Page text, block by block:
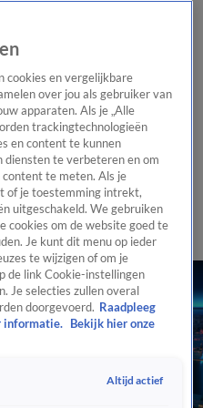
Het beste van Hart
Tip de
Tip de redactiePanelVideo's
cookies en vergelijkbare
over jou als gebruiker van
apparaten. Als je „Alle
trackingtechnologieën
en content te kunnen
diensten te verbeteren en om
te meten. Als je
of je toestemming intrekt,
uitgeschakeld. We gebruiken
cookies om de website goed te
Je kunt dit menu op ieder
te wijzigen of om je
de link Cookie-instellingen
Je selecties zullen overal
doorgevoerd. Raadpleeg
informatie.
Bekijk hier onze
Altijd actief